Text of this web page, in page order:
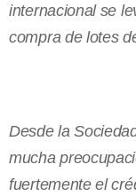
internacional se
compra de lotes
Desde la
mucha
fuertemente el